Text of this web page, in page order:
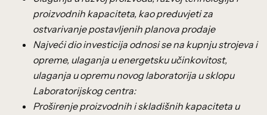
proizvodnih kapaciteta, kao preduvjeti za
ostvarivanje postavljenih planova prodaje
Najveći dio investicija odnosi se na kupnju strojeva i
opreme, ulaganja u energetsku učinkovitost,
ulaganja u opremu novog laboratorija u sklopu
Laboratorijskog centra:
Proširenje proizvodnih i skladišnih kapaciteta u